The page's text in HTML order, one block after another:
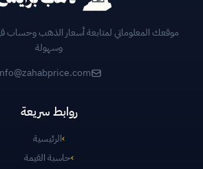
موقعك المعلوماتي لمتابعة أسعار الذهب وحساب
وسهولة
روابط سريعة
›الرئيسية
›حاسبة القيمة